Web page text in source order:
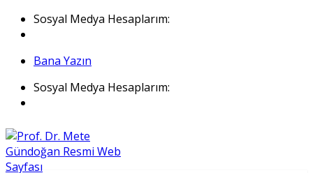
İçeriğe
atla
Sosyal Medya Hesaplarım:
Bana Yazın
Sosyal Medya Hesaplarım: